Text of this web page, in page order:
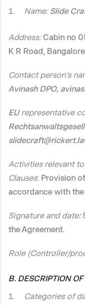
Name: Slide
Address:Cabin no
K R Road,
Contact person’s
Avinash DPO,
EU representative
Activities relevant
Clauses: Provision
accordance with
Signature and date:
the Agreement.
Role (Controller/
B. DESCRIPTION
Categories of